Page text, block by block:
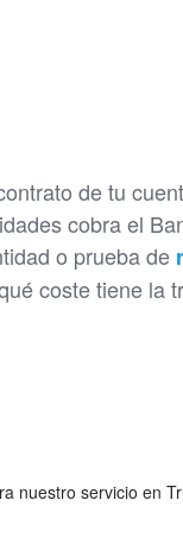
de tu
cobra el
o prueba de
coste tiene la
nuestro servicio en